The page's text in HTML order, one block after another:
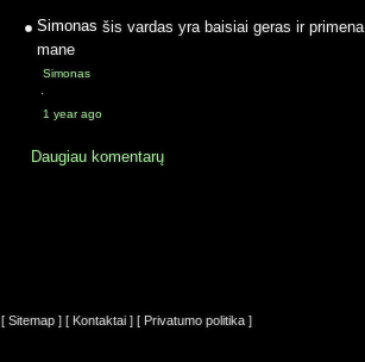
Simonas šis vardas yra baisiai geras ir primena
mane
Simonas
·
1 year ago
Daugiau komentarų
[ Sitemap ] [ Kontaktai ] [ Privatumo politika ]